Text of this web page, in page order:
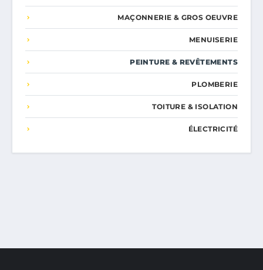
MAÇONNERIE & GROS OEUVRE
MENUISERIE
PEINTURE & REVÊTEMENTS
PLOMBERIE
TOITURE & ISOLATION
ÉLECTRICITÉ